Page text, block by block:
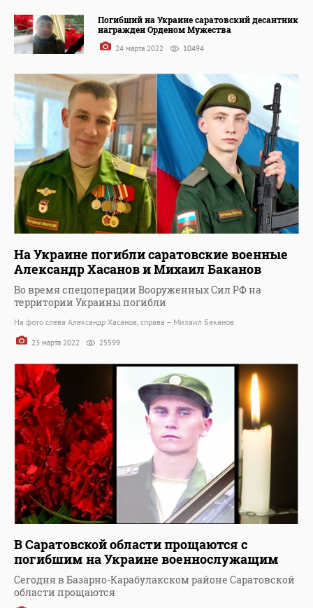
Погибший на Украине саратовский десантник
награжден Орденом Мужества
24 марта 2022 10494
На Украине погибли саратовские военные
Александр Хасанов и Михаил Баканов
Во время спецоперации Вооруженных Сил РФ на
территории Украины погибли
На фото слева Александр Хасанов, справа – Михаил Баканов
23 марта 2022 25599
В Саратовской области прощаются с
погибшим на Украине военнослужащим
Сегодня в Базарно-Карабулакском районе Саратовской
области прощаются